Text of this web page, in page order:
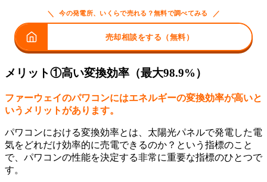
＼ 今の発電所、いくらで売れる？無料で調べてみる ／
売却相談をする（無料）
メリット①高い変換効率（最大98.9%）
ファーウェイのパワコンにはエネルギーの変換効率が高いと
いうメリットがあります。
パワコンにおける変換効率とは、太陽光パネルで発電した電
気をどれだけ効率的に売電できるのか？という指標のこと
で、パワコンの性能を決定する非常に重要な指標のひとつで
す。